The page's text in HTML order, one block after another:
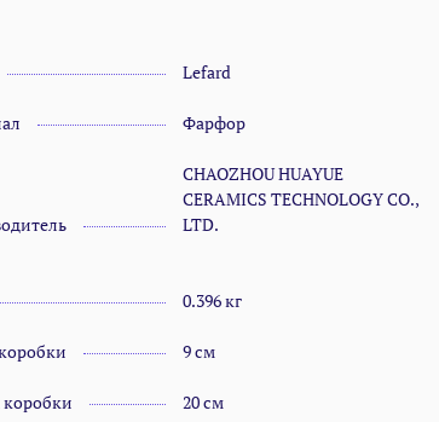
Lefard
Фарфор
CHAOZHOU HUAYUE
CERAMICS TECHNOLOGY CO.,
LTD.
0.396 кг
9 см
20 см